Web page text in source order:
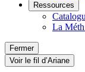
Ressources
La
Fermer
Voir le fil d’Ariane